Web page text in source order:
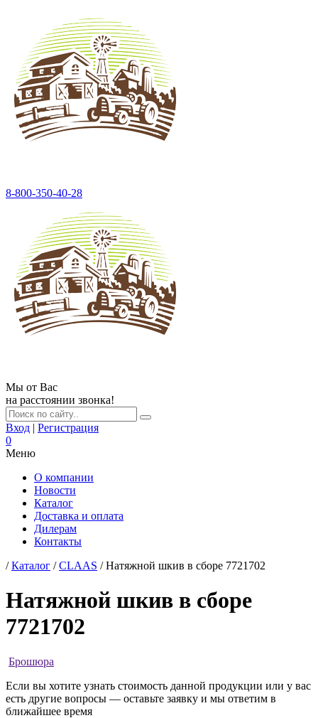
8-800-350-40-28
Мы от Вас
на расстоянии звонка!
Вход | Регистрация
0
Меню
О компании
Новости
Каталог
Доставка и оплата
Дилерам
Контакты
/Каталог /CLAAS / Натяжной шкив в сборе 7721702
Натяжной шкив в сборе
7721702
Брошюра
Если вы хотите узнать стоимость данной продукции или у вас
есть другие вопросы — оставьте заявку и мы ответим в
ближайшее время